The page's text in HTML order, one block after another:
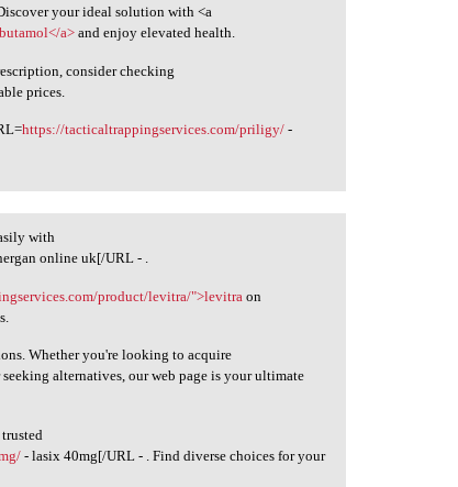
your ideal solution with <a
a> and enjoy elevated health.
consider checking
prices.
https://tacticaltrappingservices.com/priligy/ -
with
online uk[/URL - .
product/levitra/">levitra on
Whether you're looking to acquire
seeking alternatives, our web page is your ultimate
- lasix 40mg[/URL - . Find diverse choices for your